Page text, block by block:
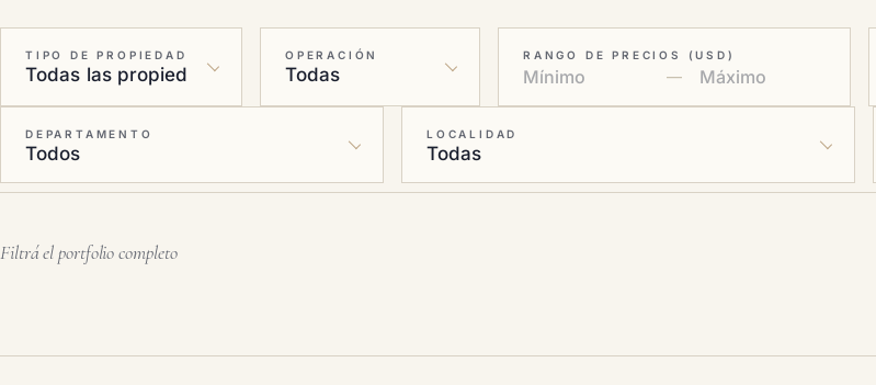
TIPO DE PROPIEDAD OPERACIÓN RANGO DE PRECIOS (USD)
—
DEPARTAMENTO LOCALIDAD
Filtrá el portfolio completo